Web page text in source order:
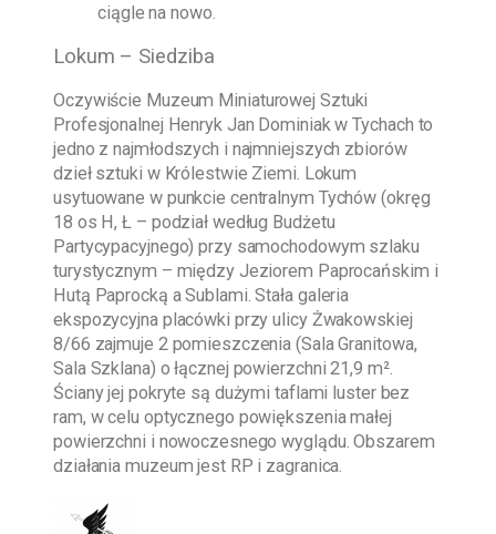
ciągle na nowo.
Lokum – Siedziba
Oczywiście Muzeum Miniaturowej Sztuki
Profesjonalnej Henryk Jan Dominiak w Tychach to
jedno z najmłodszych i najmniejszych zbiorów
dzieł sztuki w Królestwie Ziemi. Lokum
usytuowane w punkcie centralnym Tychów (okręg
18 os H, Ł – podział według Budżetu
Partycypacyjnego) przy samochodowym szlaku
turystycznym – między Jeziorem Paprocańskim i
Hutą Paprocką a Sublami. Stała galeria
ekspozycyjna placówki przy ulicy Żwakowskiej
8/66 zajmuje 2 pomieszczenia (Sala Granitowa,
Sala Szklana) o łącznej powierzchni 21,9 m².
Ściany jej pokryte są dużymi taflami luster bez
ram, w celu optycznego powiększenia małej
powierzchni i nowoczesnego wyglądu. Obszarem
działania muzeum jest RP i zagranica.